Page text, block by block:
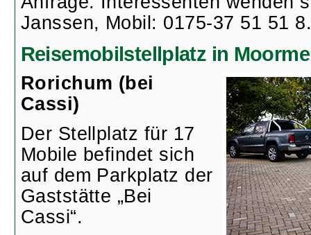
Janssen, Mobil: 0175-37 51 51 8.
Reisemobilstellplatz in
Rorichum (bei
Cassi)
Der Stellplatz für 17
Mobile befindet sich
auf dem Parkplatz der
Gaststätte „Bei
Cassi“.